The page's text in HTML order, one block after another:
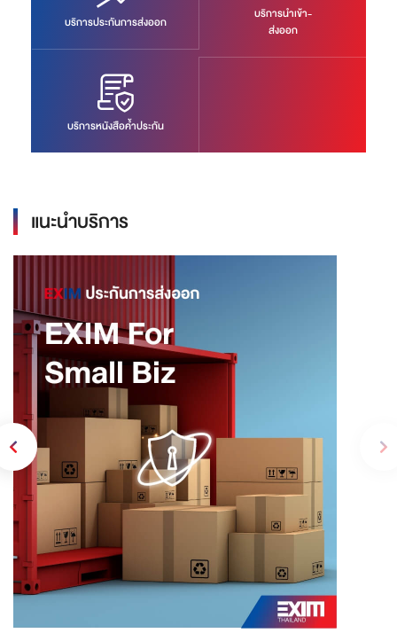
บริการประกันการส่งออก
บริการนำเข้า-
ส่งออก
บริการหนังสือค้ำประกัน
แนะนำบริการ